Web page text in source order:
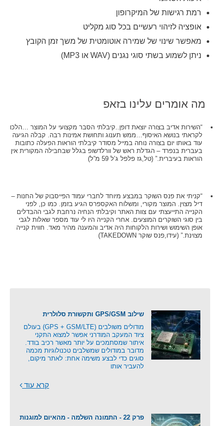
רמת רגישות של המיקרופון
אופציה לזיהוי רעשיים בכל סוג מקליט
מאפשר שינוי של שמירה אוטומטית של משך זמן הקובץ
ניתן לשמוע בשתי סוגי נגנים (WAV או MP3)
מה אומרים עלינו בזאפ
“השירות אדיב בצורה יוצאת דופן..קיבלתי הסבר מקצועי על המוצר …הלכו
לקראתי בנושא האיסוף…ממש תענוג ותחושת אמינות רבה. קבלה הגיעה
עוד באותו יום בצורה נוחה במייל מסודר קיבלתי הוראות הפעלה כתובות
בעברית בנפרד – הגדלת ראש של וורלדשופ בגלל שבחבילה המקורית אין
הוראות בעיברית.” (טל,גז פלפל ג’ל 59 מ”ל)
“קניתי את פנס השוקר במבצע מיוחד לחברי עמוד הפייסבוק של החנות –
דיל מצוין. המוצר מקורי, ומשלוח האקספרס הגיע בזמן. כמו כן, לפני
הקנייה התייעצתי עם צוות האתר וקיבלתי הנחיה נרחבת לגבי ההבדלים
בין סוגי השוקרים המוצעים. אחרי הקנייה היו לי עוד מספר שאלות לגבי
אופן השימוש ושירות הלקוחות היה אדיב והמענה מהיר מאד. חווית קנייה
מצוינת.” (עידו,פנס שוקר TAKEDOWN)
שילוב GPS/GSM ותקשורת סלולרית
מודולים משולבים (GPS + GSM/LTE) בעולם
ציוד המעקב המודרני אפשר למצוא התקני
איתור שמסתמכים על יותר מאשר רכיב בודד.
מדובר במודולים שמשלבים טכנולוגיות מכמה
סוגים כדי לבצע משימה אחת: לאתר מיקום,
להעביר אותו
קרא עוד
פרק 22 - התמונה השלמה - מהאיום למוגנות